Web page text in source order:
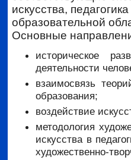
искусства,
образовательной
Основные
историческое
деятельности
взаимосвязь
образования;
воздействие
методология
искусства в
художественно-